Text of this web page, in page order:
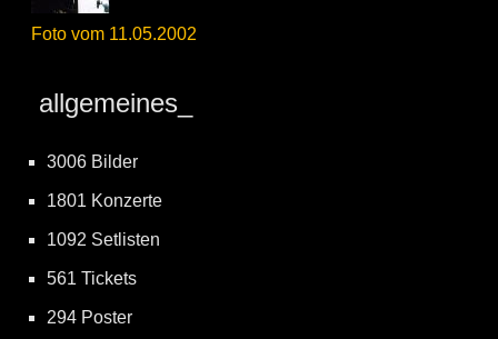
Foto vom 11.05.2002
allgemeines_
3006 Bilder
1801 Konzerte
1092 Setlisten
561 Tickets
294 Poster